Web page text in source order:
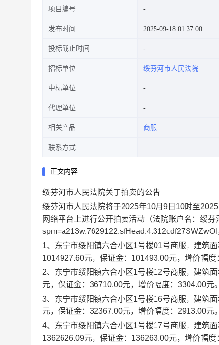
项目编号
发布时间 2025-09-18 01:37:00
投标截止时间
招标单位 绥芬河市人民法院
中标单位
代理单位
相关产品 商服
联系方式
正文内容
绥芬河市人民法院关于拍卖的公告
绥芬河市人民法院将于2025年10月 9 日 10时至2025
网络平台上进行公开拍卖活动 （法院账户名 ： 绥芬
spm=a213w.7629122.sfHead.4.312cdf27SWZwOl
1、东宁市绥阳镇六合小区1号楼01号商服，建筑
1014927.60元，保证金：101493.00元，增价幅度
2、东宁市绥阳镇六合小区1号楼12号商服，建筑
元，保证金：36710.00元，增价幅度：3304.00元。
3、东宁市绥阳镇六合小区1号楼16号商服，建筑
元，保证金：32367.00元，增价幅度：2913.00元。
4、东宁市绥阳镇六合小区1号楼17号商服，建筑
1362626.09元，保证金：136263.00元，增价幅度